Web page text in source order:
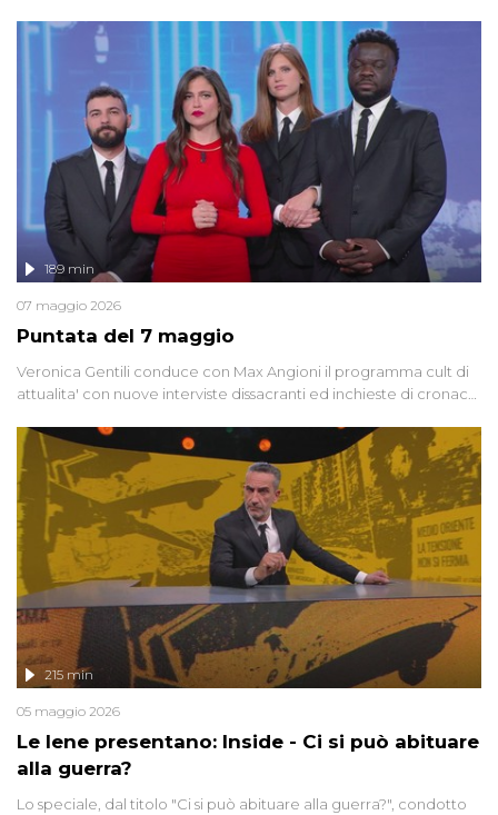
racconta l'universo delle narrazioni alternative, dei sospetti
globali e del complottismo che negli ultimi anni hanno invaso
social network, talk show, piazze digitali e immaginario collettivo.
Puntata del 7 maggio
189 min
07 maggio 2026
Veronica Gentili conduce con Max Angioni il programma cult di
attualita' con nuove interviste dissacranti ed inchieste di cronaca
Le Iene presentano: Inside - Ci si può abituare
alla guerra?
215 min
05 maggio 2026
Lo speciale, dal titolo "Ci si può abituare alla guerra?", condotto